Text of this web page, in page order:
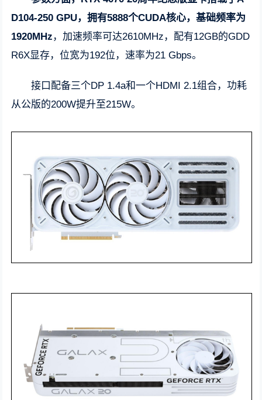
D104-250 GPU，拥有5888个CUDA核心，基础频率为
1920MHz ，加速频率可达2610MHz，配有12GB的GDD
R6X显存，位宽为192位，速率为21 Gbps。
接口配备三个DP 1.4a和一个HDMI 2.1组合，功耗
从公版的200W提升至215W。